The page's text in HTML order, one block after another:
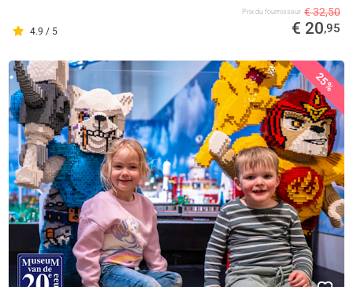
4.9 / 5
Prix ​​du fournisseur € 32,50
€ 20,95
25%